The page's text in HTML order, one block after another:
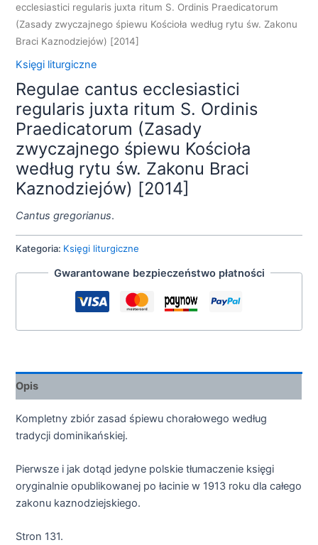
ecclesiastici regularis juxta ritum S. Ordinis Praedicatorum
(Zasady zwyczajnego śpiewu Kościoła według rytu św. Zakonu
Braci Kaznodziejów) [2014]
Księgi liturgiczne
Regulae cantus ecclesiastici
regularis juxta ritum S. Ordinis
Praedicatorum (Zasady
zwyczajnego śpiewu Kościoła
według rytu św. Zakonu Braci
Kaznodziejów) [2014]
Cantus gregorianus.
Kategoria: Księgi liturgiczne
Gwarantowane bezpieczeństwo płatności
Opis
Kompletny zbiór zasad śpiewu chorałowego według
tradycji dominikańskiej.
Pierwsze i jak dotąd jedyne polskie tłumaczenie księgi
oryginalnie opublikowanej po łacinie w 1913 roku dla całego
zakonu kaznodziejskiego.
Stron 131.